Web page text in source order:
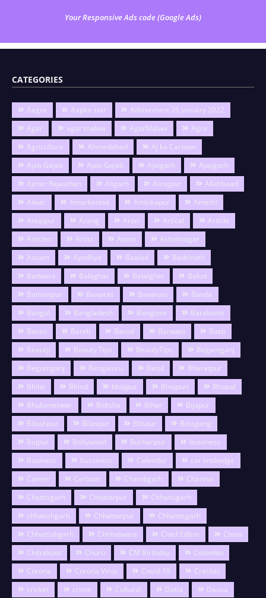
Your Responsive Ads code (Google Ads)
CATEGORIES
Aagra Aapka star
Advisement 26 January 2022
Agar
agar malwa AgarMalwa
Agra
Agriculture
Ahmedabad
Aj ka Cartoon
Ajab Gajab
Ajab-Gajab Ajaigarh
Ajaygarh
Ajmer Rajasthan
Aligarh Alirajpur
Allahbaad
Alwar
Amarkantak Ambikapur
Amethi
Anuppur
Arang Aron Artical
Article
Articles
Artist Asam
Ashoknagar
Assam
Ayodhya Baalod
Badrinath
Badwani
Balaghat Balalghat
Balod
Balrampur
Banaras Banarasi
Banda
Bangal
Bangladesh Banglore
Barabanki
Baran
Bareli Barod Barwani
Basti
Beauty
Beauty Tips BeautyTips
Begamganj
Begumganj
Bengaluru Betul
Bharatpur
Bhilai
Bhind bhojpur Bhojpuri
Bhopal
Bhubaneswar
Bidisha Bihar
Bijapur
Bilashpur
Bilaspur Bilspur
Binagang
Bojpur
Bollywood Burhanpur
buseness
Business
bussiness Calendor
car knolwdge
Career
Cartoon Chandigarh
Channai
Chattisgarh
Chhatarpur
Chhatisgarh
chhatishgarh
Chhattarpur
Chhattisgarh
Chhattishgarh
Chhindwara Chief Editor
China
Chitrakoot
Churu CM Birthday
Colombo
Corona
Corona Virus Covid-19
Crecket
cricket
crime Cultural Datia
Dausa